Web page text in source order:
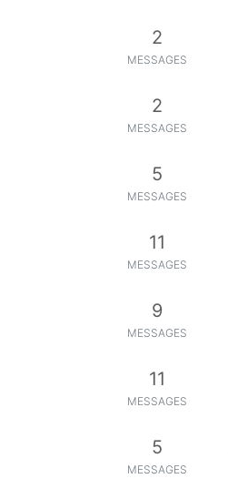
2
MESSAGES
2
MESSAGES
5
MESSAGES
11
MESSAGES
9
MESSAGES
11
MESSAGES
5
MESSAGES